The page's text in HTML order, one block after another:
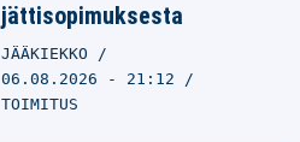
jättisopimuksesta
JÄÄKIEKKO
06.08.2026 - 21:12
TOIMITUS